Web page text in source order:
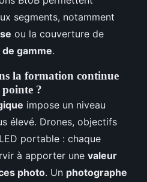
segments, notamment
ou la couverture de
gamme.
la formation continue
pointe ?
impose un niveau
élevé. Drones, objectifs
portable : chaque
à apporter une valeur
photo. Un photographe